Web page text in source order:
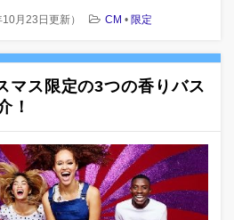
月23日更新） CM • 限定
マス限定の3つの香りバス
！